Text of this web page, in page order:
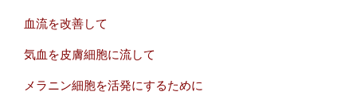
血流を改善して
気血を皮膚細胞に流して
メラニン細胞を活発にするために